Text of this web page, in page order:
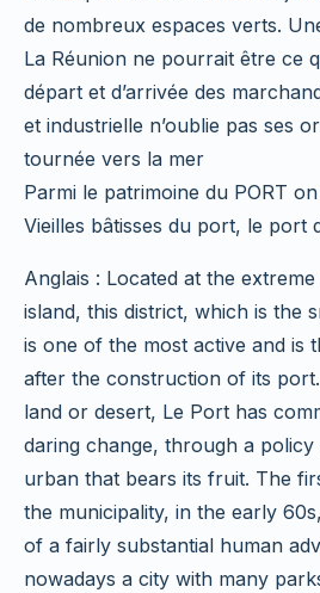
de nombreux espaces verts.
La Réunion ne pourrait être ce
départ et d’arrivée des
et industrielle n’oublie pas ses
tournée vers la mer
Parmi le patrimoine du PORT
Vieilles bâtisses du port, le port
Anglais : Located at the
island, this district, which is the
is one of the most active and is
after the construction of its
land or desert, Le Port has
daring change, through a
urban that bears its fruit. The
the municipality, in the early
of a fairly substantial human
nowadays a city with many